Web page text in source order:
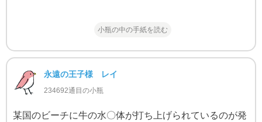
小瓶の中の手紙を読む
永遠の王子様 レイ
234692通目の小瓶
某国のビーチに牛の水〇体が打ち上げられているのが発